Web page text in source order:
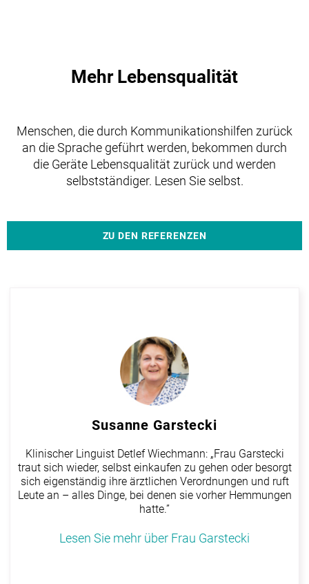
Mehr Lebensqualität
Menschen, die durch Kommunikationshilfen zurück
an die Sprache geführt werden, bekommen durch
die Geräte Lebensqualität zurück und werden
selbstständiger. Lesen Sie selbst.
ZU DEN REFERENZEN
Susanne Garstecki
Klinischer Linguist Detlef Wiechmann: „Frau Garstecki
traut sich wieder, selbst einkaufen zu gehen oder besorgt
sich eigenständig ihre ärztlichen Verordnungen und ruft
Leute an – alles Dinge, bei denen sie vorher Hemmungen
hatte.”
Lesen Sie mehr über Frau Garstecki